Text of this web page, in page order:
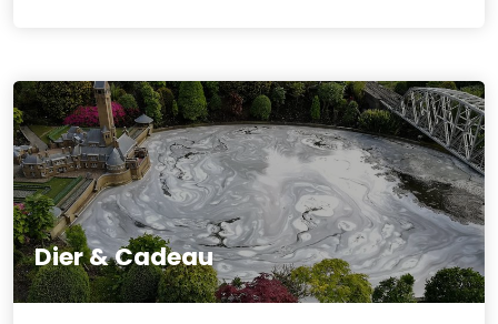
Dier & Cadeau